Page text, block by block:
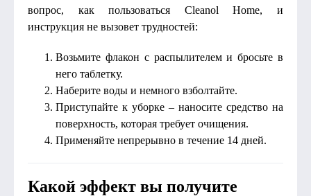
вопрос, как пользоваться Cleanol Home, и
инструкция не вызовет трудностей:
Возьмите флакон с распылителем и бросьте в
него таблетку.
Наберите воды и немного взболтайте.
Приступайте к уборке – наносите средство на
поверхность, которая требует очищения.
Применяйте непрерывно в течение 14 дней.
Какой эффект вы получите